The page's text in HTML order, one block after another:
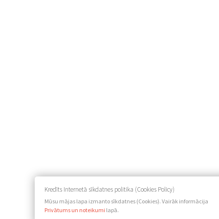
Kredīts Internetā sīkdatnes politika (Cookies Policy)
Mūsu mājas lapa izmanto sīkdatnes (Cookies). Vairāk informācija
Privātums un noteikumi lapā.